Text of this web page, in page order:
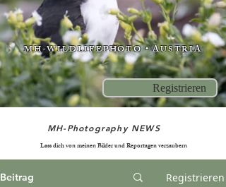
MH-WILDLIFEPHOTO • AUSTRIA
Registrieren
MH-Photography NEWS
Lass dich von meinen Bilder und Reportagen verzaubern
Beitrag Registrieren